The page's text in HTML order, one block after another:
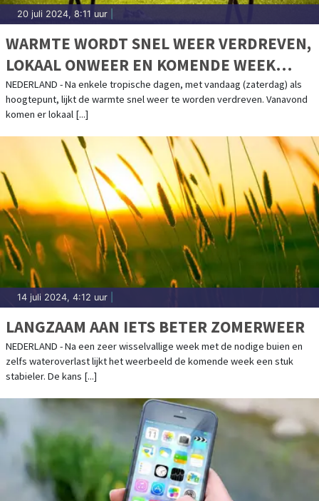
20 juli 2024, 8:11 uur
WARMTE WORDT SNEL WEER VERDREVEN,
LOKAAL ONWEER EN KOMENDE WEEK
KOELER
NEDERLAND - Na enkele tropische dagen, met vandaag (zaterdag) als
hoogtepunt, lijkt de warmte snel weer te worden verdreven. Vanavond
komen er lokaal [...]
14 juli 2024, 4:12 uur
LANGZAAM AAN IETS BETER ZOMERWEER
NEDERLAND - Na een zeer wisselvallige week met de nodige buien en
zelfs wateroverlast lijkt het weerbeeld de komende week een stuk
stabieler. De kans [...]